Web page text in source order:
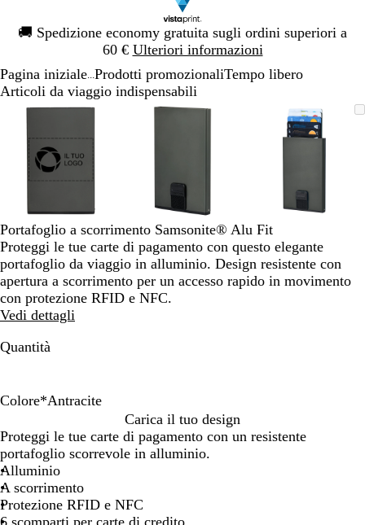
🚚 Spedizione economy gratuita sugli ordini superiori a
60 € Ulteriori informazioni
Diapositiva
1
Pagina iniziale Prodotti promozionaliTempo libero
Articoli da viaggio indispensabili
L’immagine
essere
ingrandita
Ingrandito
minimo
Clicca
allargare
Usa
comandi
+
per
ingrandire
o
ridurre
e
le
frecce
L’immagine
Ingrandito
Clicca
Usa
+
per
ingrandire
o
ridurre
e
può
essere
Ingrandito
a
minimo
Clicca
per
allargare
Usa
i
comandi
+
per
o
ridurre
e
Diapositiva
Portafoglio a scorrimento Samsonite® Alu Fit
Proteggi le tue carte di pagamento con questo elegante
portafoglio da viaggio in alluminio. Design resistente con
apertura a scorrimento per un accesso rapido in movimento
con protezione RFID e NFC.
Vedi dettagli
Quantità
Colore*Antracite
l
l
u
m
i
n
n
t
r
a
c
i
e
r
o
b
l
u
o
s
s
o
Carica il tuo design
Proteggi le tue carte di pagamento con un resistente
portafoglio scorrevole in alluminio.
Alluminio
A scorrimento
Protezione RFID e NFC
6 scomparti per carte di credito